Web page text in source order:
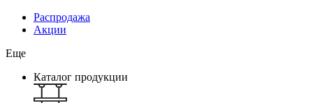
Распродажа
Акции
Еще
Каталог продукции